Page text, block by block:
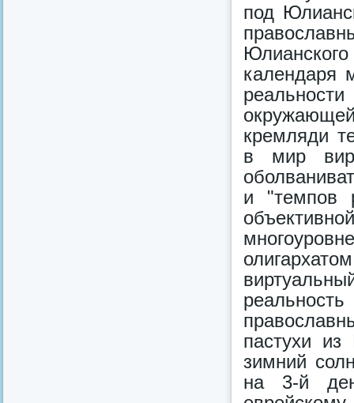
под
календаря
кремляди
в мир
и "темпов
пастухи
зимний
на 3-й